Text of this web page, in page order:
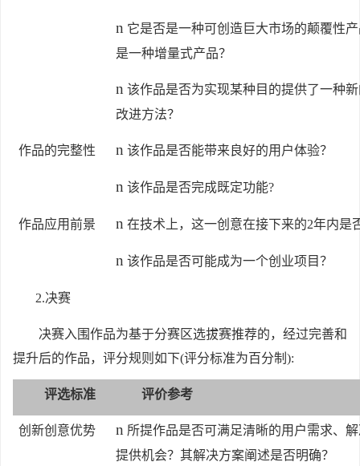
n 它是否是一种可创造巨大市场的颠覆性
是一种增量式产品？
n 该作品是否为实现某种目的提供了一种
改进方法？
作品的完整性 n 该作品是否能带来良好的用户体验？
n 该作品是否完成既定功能?
作品应用前景 n 在技术上，这一创意在接下来的2年内是
n 该作品是否可能成为一个创业项目？
2.决赛
决赛入围作品为基于分赛区选拔赛推荐的，经过完善和
提升后的作品，评分规则如下(评分标准为百分制):
评选标准 评价参考
创新创意优势 n 所提作品是否可满足清晰的用户需求、
提供机会？其解决方案阐述是否明确？